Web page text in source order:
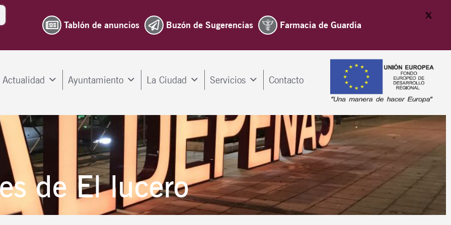
Tablón de anuncios Buzón de Sugerencias Farmacia de Guardia
Actualidad Ayuntamiento La Ciudad Servicios Contacto
de El lucero